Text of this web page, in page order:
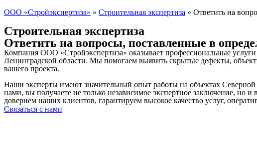
ООО «Стройэкспертиза» » Строительная экспертиза » Ответить на
Строительная экспертиза
Ответить на вопросы, поставленные в
Компания ООО «Стройэкспертиза» оказывает профессиональные
Ленинградской области. Мы помогаем выявить скрытые дефекты,
вашего проекта.
Наши эксперты имеют значительный опыт работы на объектах
нами, вы получаете не только независимое экспертное заключение,
доверием наших клиентов, гарантируем высокое качество услуг,
Связаться с нами